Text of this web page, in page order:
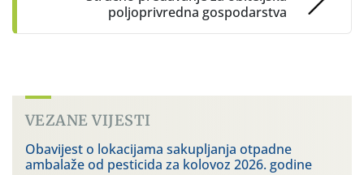
poljoprivredna gospodarstva
VEZANE VIJESTI
Obavijest o lokacijama sakupljanja otpadne
ambalaže od pesticida za kolovoz 2026. godine